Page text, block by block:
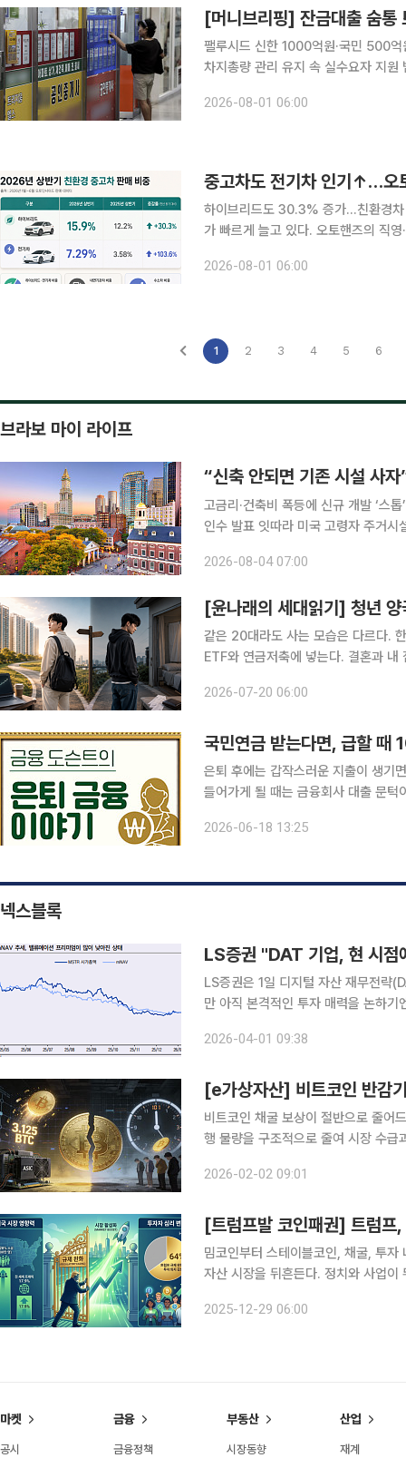
[머니브리핑] 잔금대출 숨
팰루시드 신한 1000억원·국민 500
차지총량 관리 유지 속 실수요자 지원 범위 주목 막혀 있던 잔금대출에 조금
문턱은 여전하다. 총량 관리는 이어가
2026-08-01 06:00
중고차도 전기차 인기↑…오
하이브리드도 30.3% 증가…친환경차 비중 23.2% 중고차 시장에서
가 빠르게 늘고 있다. 오토핸즈의 직
는 소비자가 늘고 다양한 모델이 유입
2026-08-01 06:00
1 2 3 4 5 6
브라보 마이 라이프
“신축 안되면 기존 시설 사
고금리·건축비 폭등에 신규 개발 ‘스톱’ 입주율 90% 육박, 신규는 0.4% 증가 7월 들어 우량
인수 발표 잇따라 미국 고령자 주거시설 시장에 지각변동이 나타나고 있다. 고령화로 입주 수요는
자사들은 새 시설을 짓는 대신 운영 중
2026-08-04 07:00
[윤나래의 세대읽기] 청년 양
같은 20대라도 사는 모습은 다르다.
ETF와 연금저축에 넣는다. 결혼과 내
서는 해외여행과 오마카세 인증이 올
2026-07-20 06:00
국민연금 받는다면, 급할 때
은퇴 후에는 갑작스러운 지출이 생기
들어가게 될 때는 금융회사 대출 문
2026-06-18 13:25
넥스블록
LS증권 "DAT 기업, 현 시점
LS증권은 1일 디지털 자산 재무전략
만 아직 본격적인 투자 매력을 논하
은 비트코인과 이더리움 같은 가상자
2026-04-01 09:38
[e가상자산] 비트코인 반감
비트코인 채굴 보상이 절반으로 줄어
행 물량을 구조적으로 줄여 시장 수급
받는 보상인 ‘블록 보조금’이 절반으
2026-02-02 09:01
[트럼프발 코인패권] 트럼프,
밈코인부터 스테이블코인, 채굴, 투
자산 시장을 뒤흔든다. 정치와 사업이
다. 넥스블록은 본 기획을 통해 트럼
2025-12-29 06:00
마켓
공시
금융
금융정책
부동산
시장동향
산업
재계